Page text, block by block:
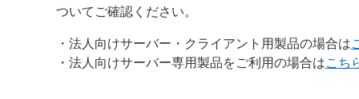
ついてご確認ください。
・法人向けサーバー・クライアント用製品の場合は
・法人向けサーバー専用製品をご利用の場合はこち